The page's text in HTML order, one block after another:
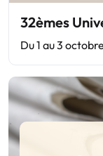
32èmes
Du 1 au 3